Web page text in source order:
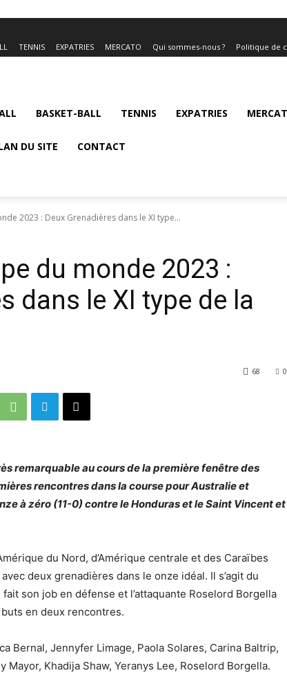
TENNIS EXPATRIES MERCATO Qui sommes-nous ? Politique de
BASKET-BALL TENNIS EXPATRIES
DU SITE CONTACT
2023 : Deux Grenadières dans le XI type...
du monde 2023 :
dans le XI type de la
0
68
remarquable au cours de la première fenêtre des
rencontres dans la course pour Australie et
à zéro (11-0) contre le Honduras et le Saint Vincent et
du Nord, d’Amérique centrale et des Caraïbes
deux grenadières dans le onze idéal. Il s’agit du
son job en défense et l’attaquante Roselord Borgella
en deux rencontres.
Bernal, Jennyfer Limage, Paola Solares, Carina Baltrip,
Mayor, Khadija Shaw, Yeranys Lee, Roselord Borgella.